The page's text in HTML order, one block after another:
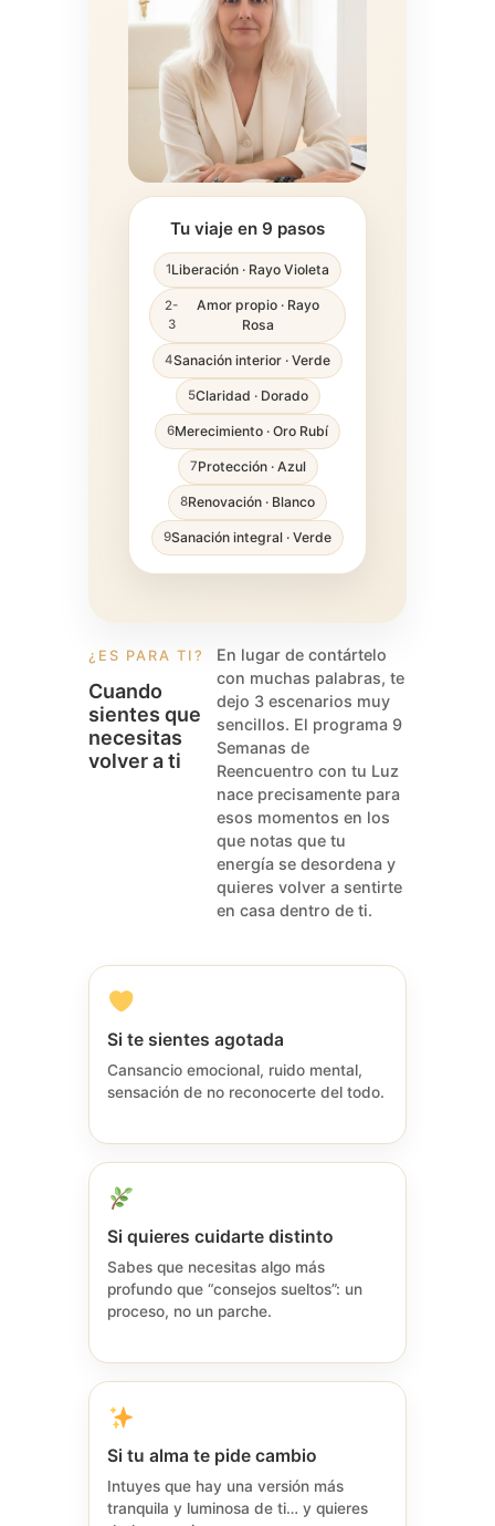
Tu viaje en 9 pasos
1Liberación · Rayo Violeta
2-
3
Amor propio · Rayo
Rosa
4Sanación interior · Verde
5Claridad · Dorado
6Merecimiento · Oro Rubí
7Protección · Azul
8Renovación · Blanco
9Sanación integral · Verde
¿ES PARA TI?
Cuando
sientes que
necesitas
volver a ti
En lugar de contártelo
con muchas palabras, te
dejo 3 escenarios muy
sencillos. El programa 9
Semanas de
Reencuentro con tu Luz
nace precisamente para
esos momentos en los
que notas que tu
energía se desordena y
quieres volver a sentirte
en casa dentro de ti.
Si te sientes agotada
Cansancio emocional, ruido mental,
sensación de no reconocerte del todo.
Si quieres cuidarte distinto
Sabes que necesitas algo más
profundo que “consejos sueltos”: un
proceso, no un parche.
Si tu alma te pide cambio
Intuyes que hay una versión más
tranquila y luminosa de ti… y quieres